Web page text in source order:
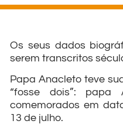
Os seus dados
serem transcritos
Papa Anacleto teve
“fosse dois”: papa
comemorados em
13 de julho.